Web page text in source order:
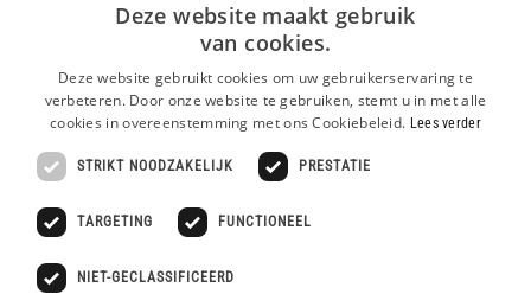
Deze website maakt gebruik
van cookies.
Deze website gebruikt cookies om uw gebruikerservaring te
verbeteren. Door onze website te gebruiken, stemt u in met alle
cookies in overeenstemming met ons Cookiebeleid. Lees verder
STRIKT NOODZAKELIJK PRESTATIE
TARGETING FUNCTIONEEL
NIET-GECLASSIFICEERD